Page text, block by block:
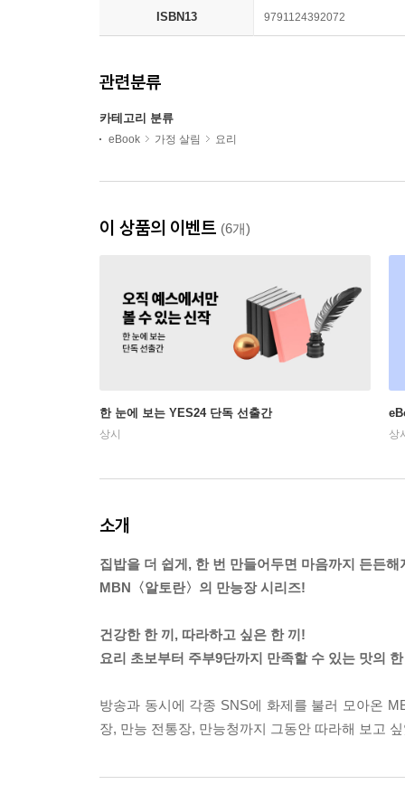
ISBN13 9791124392072
관련분류
카테고리 분류
eBook 가정 살림 요리
이 상품의 이벤트 (6개)
한 눈에 보는 YES24 단독 선출간
상시 상
소개
집밥을 더 쉽게, 한 번 만들어두면 마음까지 든든해
MBN〈알토란〉의 만능장 시리즈!
건강한 한 끼, 따라하고 싶은 한 끼!
요리 초보부터 주부9단까지 만족할 수 있는 맛의
방송과 동시에 각종 SNS에 화제를 불러 모아온
장, 만능 전통장, 만능청까지 그동안 따라해 보고